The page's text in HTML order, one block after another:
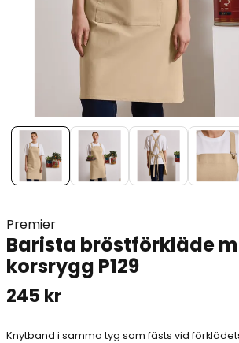
Premier
Barista bröstförkläde
korsrygg P129
245 kr
Knytband i samma tyg som fästs vid